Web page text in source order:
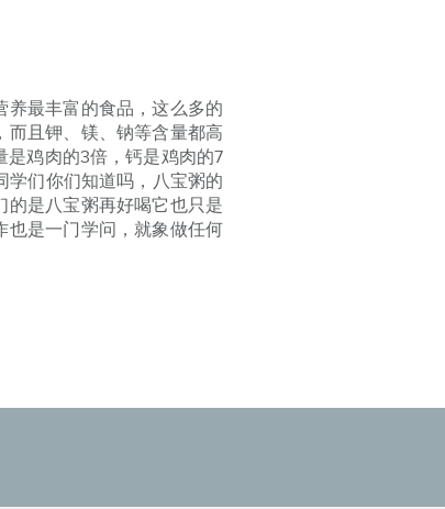
最丰富的食品，这么多的
而且钾、镁、钠等含量都高
是鸡肉的3倍，钙是鸡肉的7
学们你们知道吗，八宝粥的
的是八宝粥再好喝它也只是
也是一门学问，就象做任何